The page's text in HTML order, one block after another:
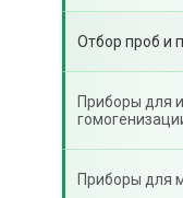
Отбор проб и
Приборы для
Приборы для